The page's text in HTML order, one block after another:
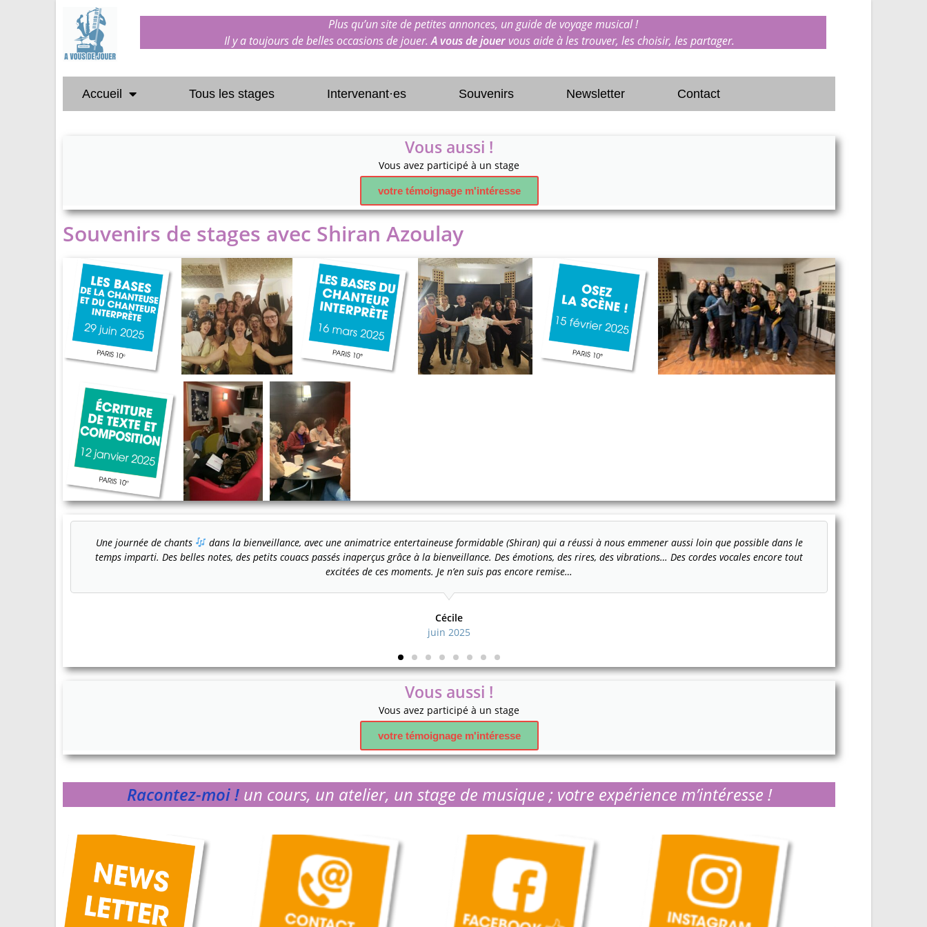
Plus qu’un site de petites annonces, un guide de voyage musical !
Il y a toujours de belles occasions de jouer.A vous de jouervous aide à les trouver, les choisir, les partager.
Accueil Tous les stages Intervenant·es Souvenirs Newsletter Contact
Vous aussi !
Vous avez participé à un stage
votre témoignage m'intéresse
Souvenirs de stages avec Shiran Azoulay
Une journée de chants
dans la bienveillance, avec une animatrice entertaineuse formidable (Shiran) qui a réussi à nous emmener aussi loin que possible dans le
temps imparti. Des belles notes, des petits couacs passés inaperçus grâce à la bienveillance. Des émotions, des rires, des vibrations… Des cordes vocales encore tout
excitées de ces moments. Je n’en suis pas encore remise…
Cécile
juin 2025
Vous aussi !
Vous avez participé à un stage
votre témoignage m'intéresse
Racontez-moi ! un cours, un atelier, un stage de musique ; votre expérience m’intéresse !